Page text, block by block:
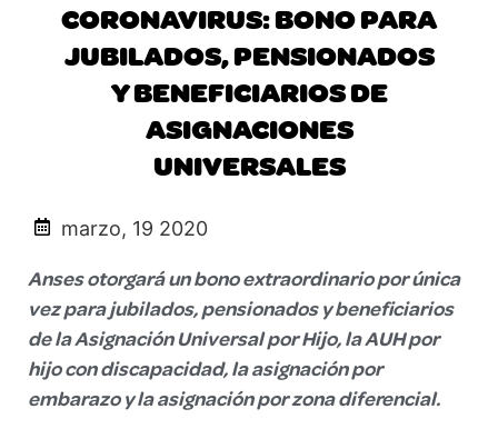
CORONAVIRUS: BONO PARA
JUBILADOS, PENSIONADOS
Y BENEFICIARIOS DE
ASIGNACIONES
UNIVERSALES
marzo, 19 2020
Anses otorgará un bono extraordinario por única
vez para jubilados, pensionados y beneficiarios
de la Asignación Universal por Hijo, la AUH por
hijo con discapacidad, la asignación por
embarazo y la asignación por zona diferencial.